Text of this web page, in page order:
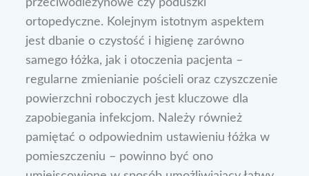
przeciwodleżynowe czy poduszki
ortopedyczne. Kolejnym istotnym aspektem
jest dbanie o czystość i higienę zarówno
samego łóżka, jak i otoczenia pacjenta –
regularne zmienianie pościeli oraz czyszczenie
powierzchni roboczych jest kluczowe dla
zapobiegania infekcjom. Należy również
pamiętać o odpowiednim ustawieniu łóżka w
pomieszczeniu – powinno być ono